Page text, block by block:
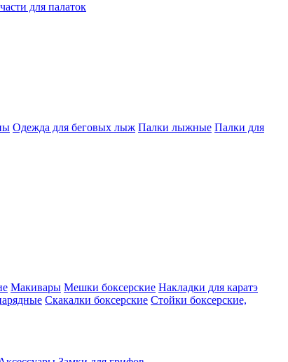
для палаток
Одежда для беговых лыж Палки лыжные Палки для
Макивары Мешки боксерские Накладки для каратэ
Скакалки боксерские Стойки боксерские,